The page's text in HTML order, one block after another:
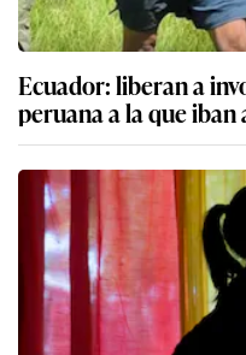
Ecuador: liberan a
peruana a la que iban